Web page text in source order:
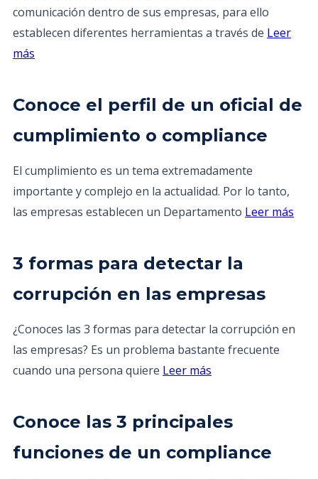
comunicación dentro de sus empresas, para ello
establecen diferentes herramientas a través de Leer
más
Conoce el perfil de un oficial de
cumplimiento o compliance
El cumplimiento es un tema extremadamente
importante y complejo en la actualidad. Por lo tanto,
las empresas establecen un Departamento Leer más
3 formas para detectar la
corrupción en las empresas
¿Conoces las 3 formas para detectar la corrupción en
las empresas? Es un problema bastante frecuente
cuando una persona quiere Leer más
Conoce las 3 principales
funciones de un compliance